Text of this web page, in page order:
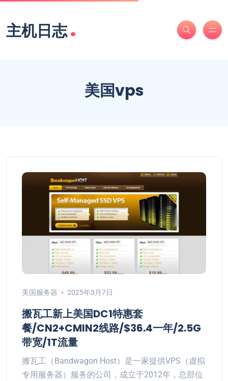
主机日志.
美国vps
美国服务器 2025年3月7日
搬瓦工新上美国DC1特惠套
餐/CN2+CMIN2线路/$36.4一年/2.5G
带宽/1T流量
搬瓦工（Bandwagon Host）是一家提供VPS（虚拟
专用服务器）服务的公司，成立于2012年，总部位